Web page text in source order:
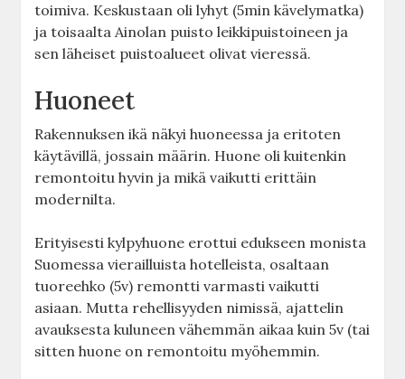
toimiva. Keskustaan oli lyhyt (5min kävelymatka)
ja toisaalta Ainolan puisto leikkipuistoineen ja
sen läheiset puistoalueet olivat vieressä.
Huoneet
Rakennuksen ikä näkyi huoneessa ja eritoten
käytävillä, jossain määrin. Huone oli kuitenkin
remontoitu hyvin ja mikä vaikutti erittäin
modernilta.
Erityisesti kylpyhuone erottui edukseen monista
Suomessa vierailluista hotelleista, osaltaan
tuoreehko (5v) remontti varmasti vaikutti
asiaan. Mutta rehellisyyden nimissä, ajattelin
avauksesta kuluneen vähemmän aikaa kuin 5v (tai
sitten huone on remontoitu myöhemmin.